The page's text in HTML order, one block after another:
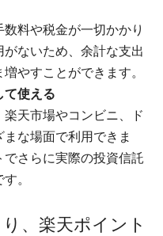
料や税金が一切かかり
ないため、余計な支出
やすことができます。
て使える
天市場やコンビニ、ド
な場面で利用できま
さらに実際の投資信託
。
、楽天ポイント